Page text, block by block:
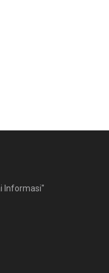
Informasi"